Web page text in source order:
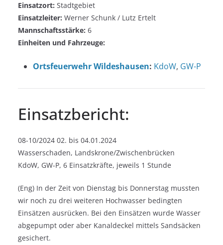
Einsatzort: Stadtgebiet
Einsatzleiter: Werner Schunk / Lutz Ertelt
Mannschaftsstärke: 6
Einheiten und Fahrzeuge:
Ortsfeuerwehr Wildeshausen: KdoW, GW-P
Einsatzbericht:
08-10/2024 02. bis 04.01.2024
Wasserschaden, Landskrone/Zwischenbrücken
KdoW, GW-P, 6 Einsatzkräfte, jeweils 1 Stunde
(Eng) In der Zeit von Dienstag bis Donnerstag mussten
wir noch zu drei weiteren Hochwasser bedingten
Einsätzen ausrücken. Bei den Einsätzen wurde Wasser
abgepumpt oder aber Kanaldeckel mittels Sandsäcken
gesichert.